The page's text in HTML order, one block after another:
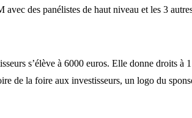
des panélistes de haut niveau et les 3
s’élève à 6000 euros. Elle donne droits
de la foire aux investisseurs, un logo du